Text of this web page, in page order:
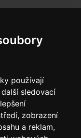
používají
sledovací
zobrazení
a reklam,